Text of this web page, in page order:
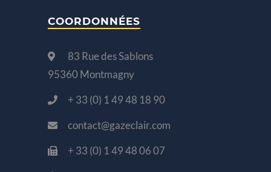
COORDONNÉES
83 Rue des Sablons
95360 Montmagny
+ 33 (0) 1 49 48 18 90
contact@gazeclair.com
+ 33 (0) 1 49 48 06 07